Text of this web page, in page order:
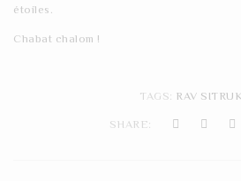
étoiles.
Chabat chalom !
TAGS: RAV SITRUK
SHARE: